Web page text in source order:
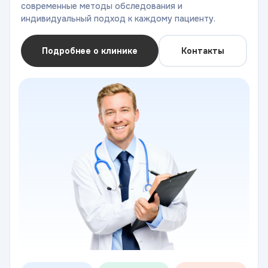
современные методы обследования и
индивидуальный подход к каждому пациенту.
Подробнее о клинике Контакты